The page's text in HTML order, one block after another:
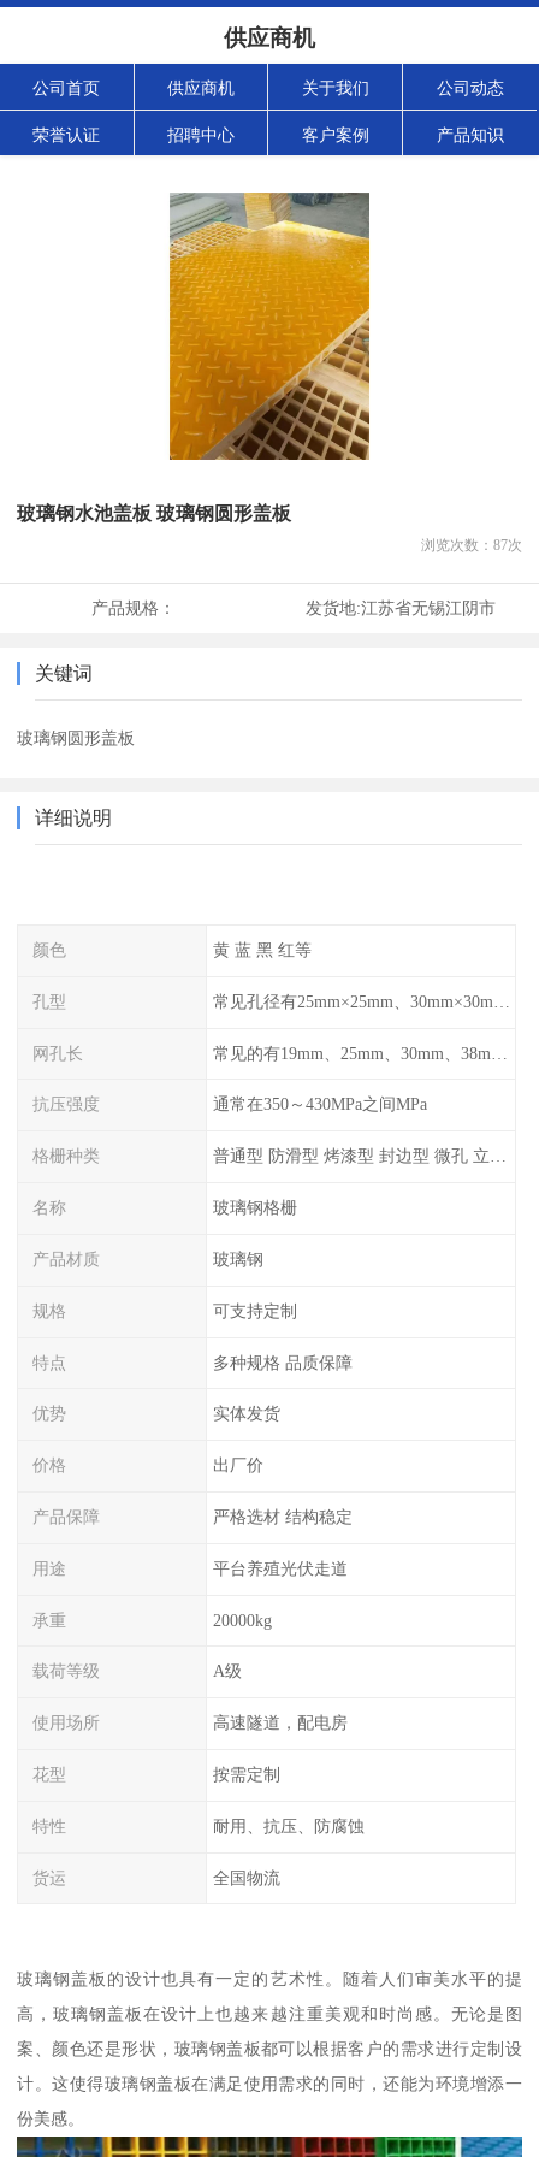
供应商机
公司首页 供应商机 关于我们 公司动态
荣誉认证 招聘中心 客户案例 产品知识
玻璃钢水池盖板 玻璃钢圆形盖板
浏览次数： 87次
产品规格： 发货地:江苏省无锡江阴市
关键词
玻璃钢圆形盖板
详细说明
颜色 黄 蓝 黑 红等
孔型
网孔长
抗压强度 通常在350～430MPa之间MPa
格栅种类 普通型 防滑型 ‌烤漆型 封边型 ‌微孔 立体 加砂覆面型 平面型
名称 玻璃钢格栅
产品材质 玻璃钢
规格 可支持定制
特点 多种规格 品质保障
优势 实体发货
价格 出厂价
产品保障 严格选材 结构稳定
用途 平台养殖光伏走道
承重 20000kg
载荷等级 A级
使用场所 高速隧道，配电房
花型 按需定制
特性 耐用、抗压、防腐蚀
货运 全国物流
玻璃钢盖板的设计也具有一定的艺术性。随着人们审美水平的提
高，玻璃钢盖板在设计上也越来越注重美观和时尚感。无论是图
案、颜色还是形状，玻璃钢盖板都可以根据客户的需求进行定制设
计。这使得玻璃钢盖板在满足使用需求的同时，还能为环境增添一
份美感。